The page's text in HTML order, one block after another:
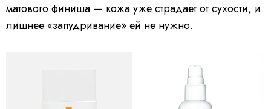
матового финиша — кожа уже страдает от сухости, и
лишнее «запудривание» ей не нужно.